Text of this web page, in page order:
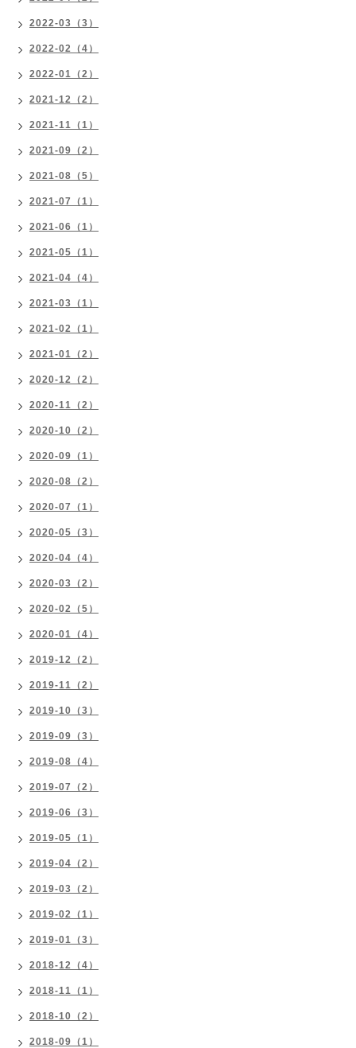
2022-03（3）
2022-02（4）
2022-01（2）
2021-12（2）
2021-11（1）
2021-09（2）
2021-08（5）
2021-07（1）
2021-06（1）
2021-05（1）
2021-04（4）
2021-03（1）
2021-02（1）
2021-01（2）
2020-12（2）
2020-11（2）
2020-10（2）
2020-09（1）
2020-08（2）
2020-07（1）
2020-05（3）
2020-04（4）
2020-03（2）
2020-02（5）
2020-01（4）
2019-12（2）
2019-11（2）
2019-10（3）
2019-09（3）
2019-08（4）
2019-07（2）
2019-06（3）
2019-05（1）
2019-04（2）
2019-03（2）
2019-02（1）
2019-01（3）
2018-12（4）
2018-11（1）
2018-10（2）
2018-09（1）